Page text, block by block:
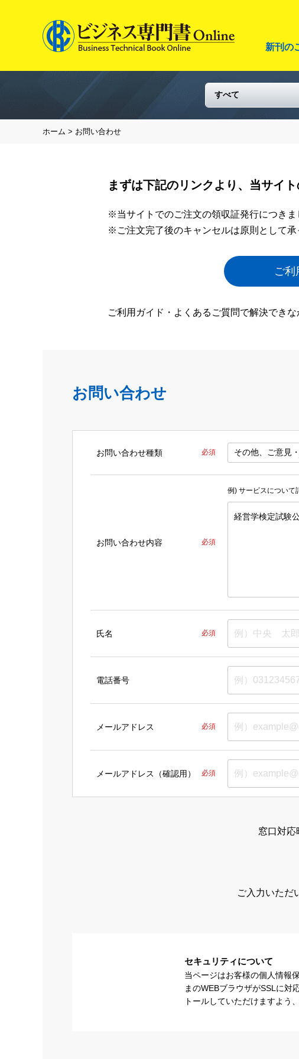
新刊の
ホーム > お問い合わせ
まずは下記のリンクより、当サイ
※当サイトでのご注文の領収証発行につき
※ご注文完了後のキャンセルは原則として承
ご利
ご利用ガイド・よくあるご質問で解決でき
お問い合わせ
お問い合わせ種類 必須
お問い合わせ内容 必須
例) サービスについて
氏名 必須
電話番号
メールアドレス 必須
メールアドレス（確認用） 必須
窓口対応
ご入力いただ
セキュリティについて
当ページはお客様の個人情報
まのWEBブラウザがSSLに対
トールしていただけますよう